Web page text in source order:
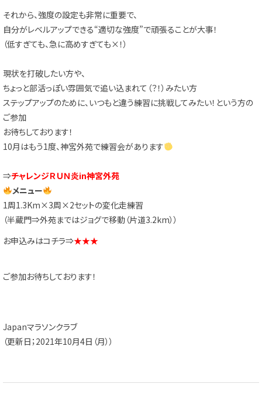
それから、強度の設定も非常に重要で、
自分がレベルアップできる“適切な強度”で頑張ることが大事！
（低すぎても、急に高めすぎても×！）
現状を打破したい方や、
ちょっと部活っぽい雰囲気で追い込まれて（？！）みたい方
ステップアップのために、いつもと違う練習に挑戦してみたい！という方の
ご参加
お待ちしております！
10月はもう1度、神宮外苑で練習会があります
⇒チャレンジＲＵＮ炎in神宮外苑
メニュー
1周1.3Km×3周×2セットの変化走練習
（半蔵門⇒外苑まではジョグで移動（片道3.2km））
お申込みはコチラ⇒★★★
ご参加お待ちしております！
Japanマラソンクラブ
（更新日；2021年10月4日（月））